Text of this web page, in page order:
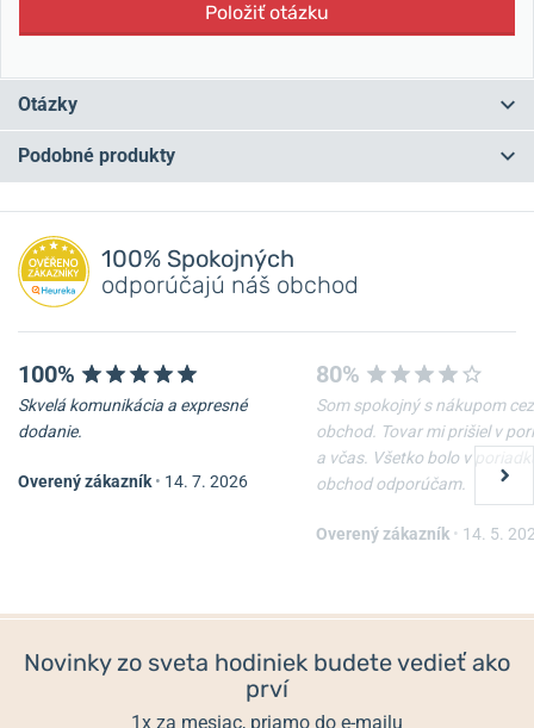
Položiť otázku
Otázky
Máte otázku? Zanechajte nám komentár
Pridať dotaz
Podobné produkty
Naťahovač Heisse & Söhne
1 108 €
Naťahovač Heisse & Söhne
204.141.141
859 €
100% Spokojných
odporúčajú náš obchod
100%
Skvelá komunikácia a expresné
dodanie.
Overený zákazník • 14. 7. 2026
80%
Som spokojný s nákupom cez
obchod. Tovar mi prišiel v
a včas. Všetko bolo v
obchod odporúčam.
Overený zákazník • 14. 5.
Novinky zo sveta hodiniek budete vedieť ako
prví
1x za mesiac, priamo do e-mailu